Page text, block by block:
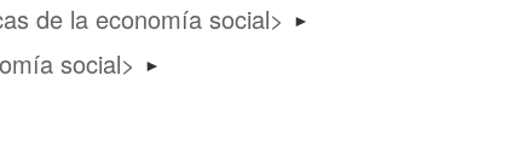
de la economía social ►
social ►